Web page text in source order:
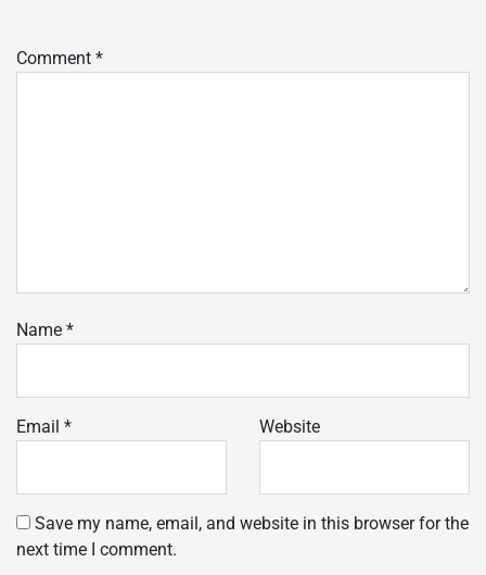
Comment *
Name *
Email * Website
Save my name, email, and website in this browser for the
next time I comment.